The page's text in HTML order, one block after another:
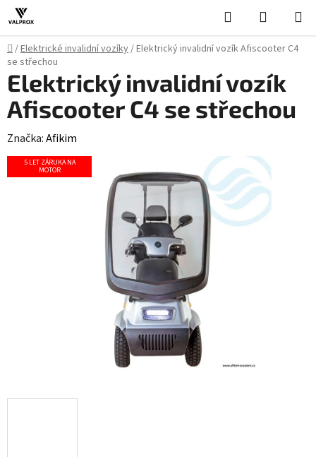
Přejít
na
obsah
Hledat
KOŠÍK
Domů
/Elektrické invalidní vozíky/Elektrický invalidní vozík Afiscooter C4
se střechou
Elektrický invalidní vozík
Afiscooter C4 se střechou
Značka:Afikim
5 LET ZÁRUKA NA
MOTOR